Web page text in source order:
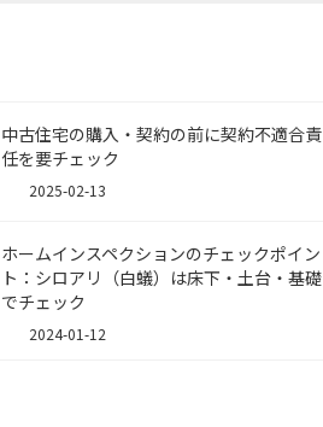
中古住宅の購入・契約の前に契約不適合責
任を要チェック
2025-02-13
ホームインスペクションのチェックポイン
ト：シロアリ（白蟻）は床下・土台・基礎
でチェック
2024-01-12